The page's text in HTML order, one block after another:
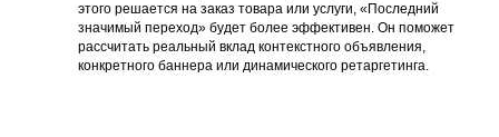
этого решается на заказ товара или услуги, «Последний
значимый переход» будет более эффективен. Он поможет
рассчитать реальный вклад контекстного объявления,
конкретного баннера или динамического ретаргетинга.